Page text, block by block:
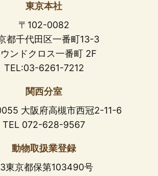
東京本社
〒102-0082
都千代田区一番町13-3
ンドクロス一番町 2F
TEL:03-6261-7212
関西分室
大阪府高槻市西冠2-11-6
TEL 072-628-9567
動物取扱業登録
東京都保第103490号